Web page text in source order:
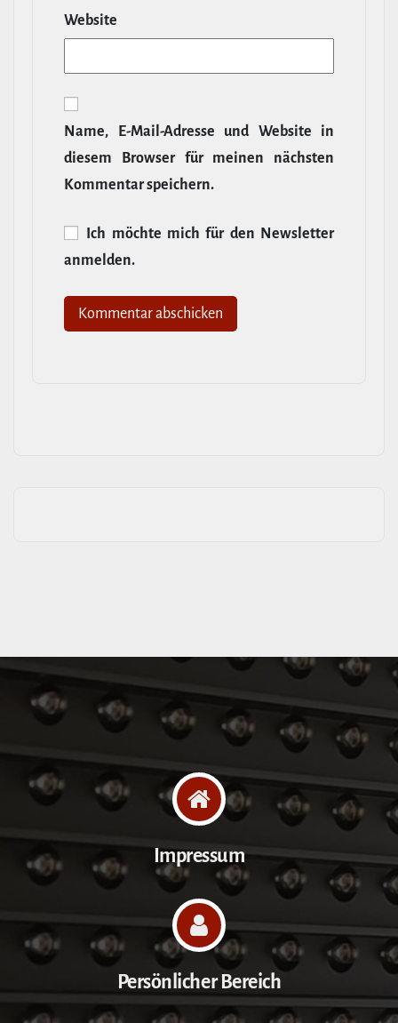
Website
Name, E‑Mail-​Adresse und Website in
diesem Browser für meinen nächsten
Kommentar speichern.
Ich möchte mich für den News­letter
anmelden.
Impressum
Persönlicher Bereich